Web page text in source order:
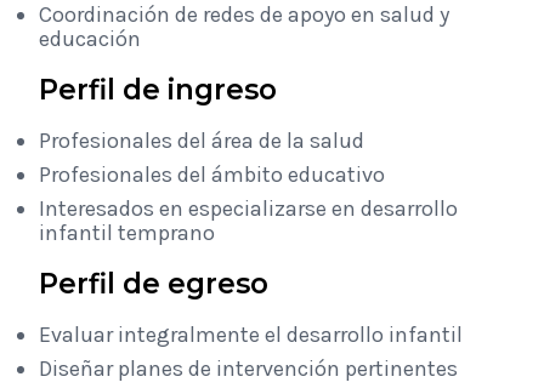
Coordinación de redes de apoyo en salud y
educación
Perfil de ingreso
Profesionales del área de la salud
Profesionales del ámbito educativo
Interesados en especializarse en desarrollo
infantil temprano
Perfil de egreso
Evaluar integralmente el desarrollo infantil
Diseñar planes de intervención pertinentes